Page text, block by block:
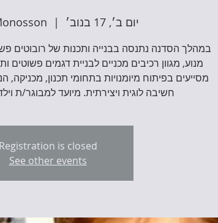
יום ב׳, 17 בנוב׳
  |
במהלך הסדנה נתנסה בבנייה ותכנות של רובוטים
מנוע, מגוון רכיבים מכניים לבניית דגמים פשוטים
מסייעים בפיתוח מיומנויות בתחומי תכנון, מכניקה,
חשיבה לוגית ויצירתית. מיועד למבוגר/ת
Registration is closed
See other events